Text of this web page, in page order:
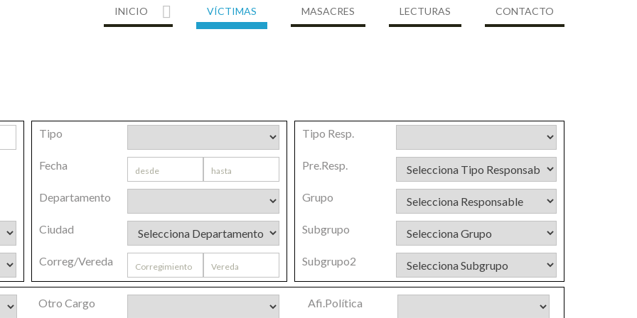
INICIO VÍCTIMAS MASACRES LECTURAS CONTACTO
Tipo
Fecha
Departamento
Ciudad
Correg/Vereda
Tipo Resp.
Pre.Resp.
Grupo
Subgrupo
Subgrupo2
Otro Cargo Afi.Política